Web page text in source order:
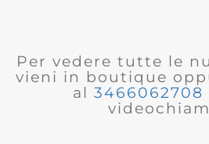
Per vedere tutte le
vieni in boutique
al 3466062708